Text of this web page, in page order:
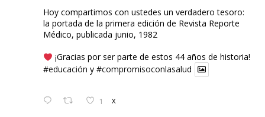
Hoy compartimos con ustedes un verdadero tesoro:
la portada de la primera edición de Revista Reporte
Médico, publicada junio, 1982
¡Gracias por ser parte de estos 44 años de historia!
#educación y #compromisoconlasalud
1 X